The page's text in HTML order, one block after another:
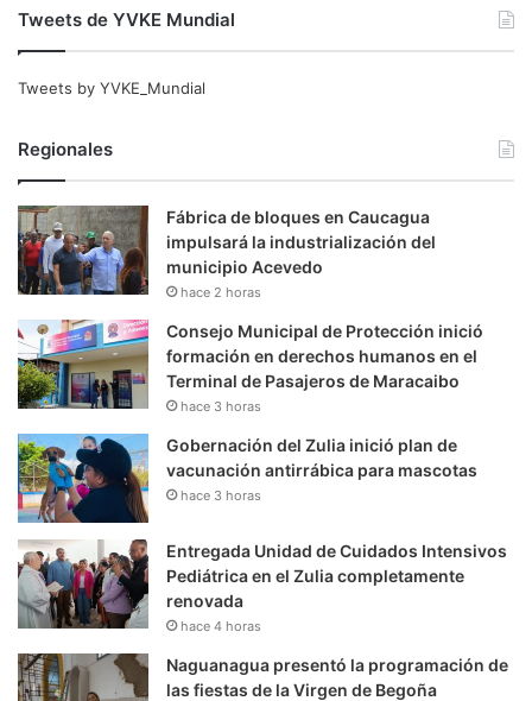
Tweets de YVKE Mundial
Tweets by YVKE_Mundial
Regionales
Fábrica de bloques en Caucagua
impulsará la industrialización del
municipio Acevedo
hace 2 horas
Consejo Municipal de Protección inició
formación en derechos humanos en el
Terminal de Pasajeros de Maracaibo
hace 3 horas
Gobernación del Zulia inició plan de
vacunación antirrábica para mascotas
hace 3 horas
Entregada Unidad de Cuidados Intensivos
Pediátrica en el Zulia completamente
renovada
hace 4 horas
Naguanagua presentó la programación de
las fiestas de la Virgen de Begoña